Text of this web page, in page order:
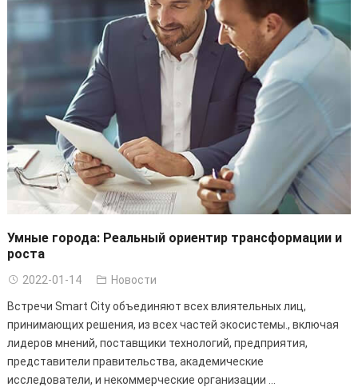
Умные города: Реальный ориентир трансформации и
роста
2022-01-14 Новости
Встречи Smart City объединяют всех влиятельных лиц,
принимающих решения, из всех частей экосистемы., включая
лидеров мнений, поставщики технологий, предприятия,
представители правительства, академические
исследователи, и некоммерческие организации ...